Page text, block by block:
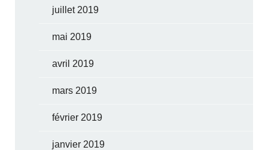
juillet 2019
mai 2019
avril 2019
mars 2019
février 2019
janvier 2019